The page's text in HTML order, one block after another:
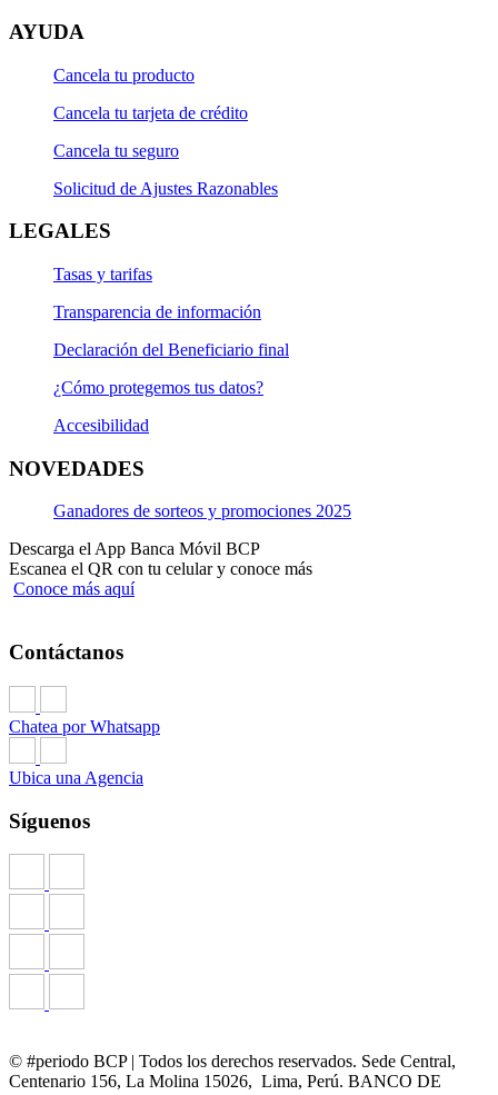
AYUDA
Cancela tu producto
Cancela tu tarjeta de crédito
Cancela tu seguro
Solicitud de Ajustes Razonables
LEGALES
Tasas y tarifas
Transparencia de información
Declaración del Beneficiario final
¿Cómo protegemos tus datos?
Accesibilidad
NOVEDADES
Ganadores de sorteos y promociones 2025
Descarga el App Banca Móvil BCP
Escanea el QR con tu celular y conoce más
Conoce más aquí
Contáctanos
Chatea por Whatsapp
Ubica una Agencia
Síguenos
© #periodo BCP | Todos los derechos reservados. Sede Central,
Centenario 156, La Molina 15026, Lima, Perú. BANCO DE